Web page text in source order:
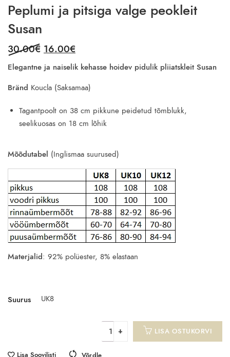
Peplumi ja pitsiga valge peokleit
Susan
30.00€ Original
price
was:
30.00€.
16.00€
price
16.00€.
Elegantne ja naiselik kehasse hoidev pidulik pliiatskleit Susan
Bränd Koucla (Saksamaa)
Tagantpoolt on 38 cm pikkune peidetud tõmblukk,
seelikuosas on 18 cm lõhik
Mõõdutabel (Inglismaa suurused)
Materjalid: 92% polüester, 8% elastaan
Suurus UK8
LISA OSTUKORVI
Lisa Soovilisti